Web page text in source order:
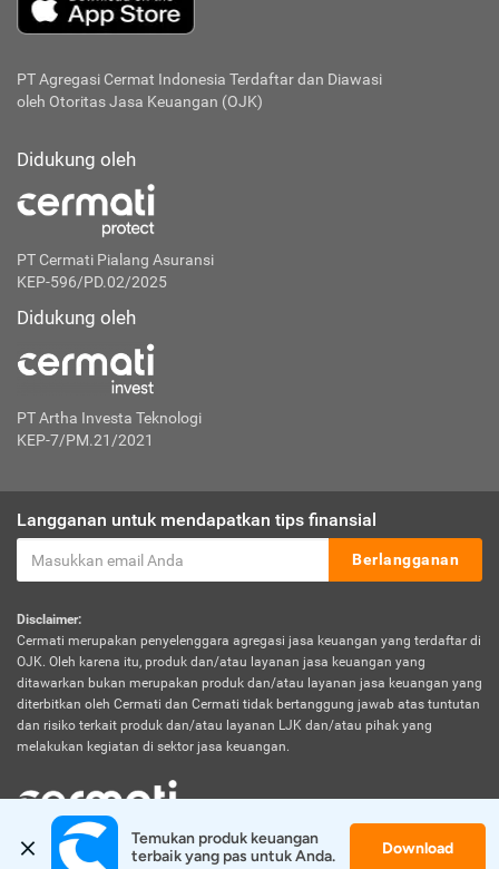
PT Agregasi Cermat Indonesia Terdaftar dan Diawasi
oleh Otoritas Jasa Keuangan (OJK)
Didukung oleh
PT Cermati Pialang Asuransi
KEP-596/PD.02/2025
Didukung oleh
PT Artha Investa Teknologi
KEP-7/PM.21/2021
Langganan untuk mendapatkan tips finansial
Berlangganan
Disclaimer:
Cermati merupakan penyelenggara agregasi jasa keuangan yang terdaftar di
OJK. Oleh karena itu, produk dan/atau layanan jasa keuangan yang
ditawarkan bukan merupakan produk dan/atau layanan jasa keuangan yang
diterbitkan oleh Cermati dan Cermati tidak bertanggung jawab atas tuntutan
dan risiko terkait produk dan/atau layanan LJK dan/atau pihak yang
melakukan kegiatan di sektor jasa keuangan.
© 2026 Cermati. All Rights Reserved.
Temukan produk keuangan
terbaik yang pas untuk Anda.
Download